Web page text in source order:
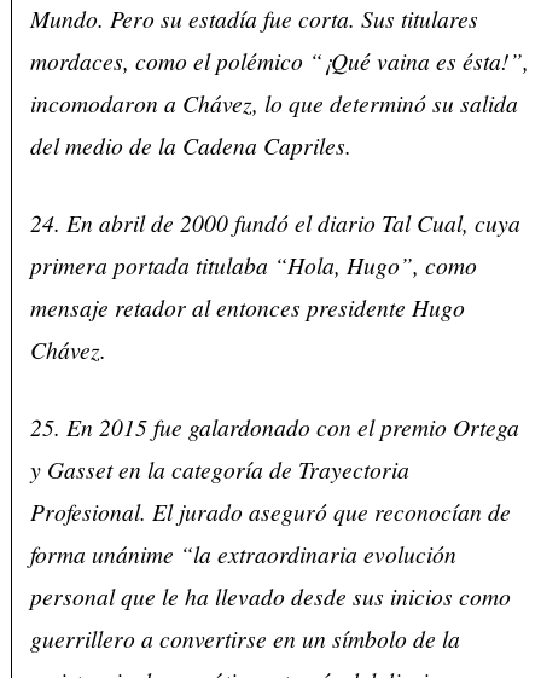
Mundo. Pero su estadía fue corta. Sus titulares
mordaces, como el polémico “¡Qué vaina es ésta!”,
incomodaron a Chávez, lo que determinó su salida
del medio de la Cadena Capriles.
24. En abril de 2000 fundó el diario Tal Cual, cuya
primera portada titulaba “Hola, Hugo”, como
mensaje retador al entonces presidente Hugo
Chávez.
25. En 2015 fue galardonado con el premio Ortega
y Gasset en la categoría de Trayectoria
Profesional. El jurado aseguró que reconocían de
forma unánime “la extraordinaria evolución
personal que le ha llevado desde sus inicios como
guerrillero a convertirse en un símbolo de la